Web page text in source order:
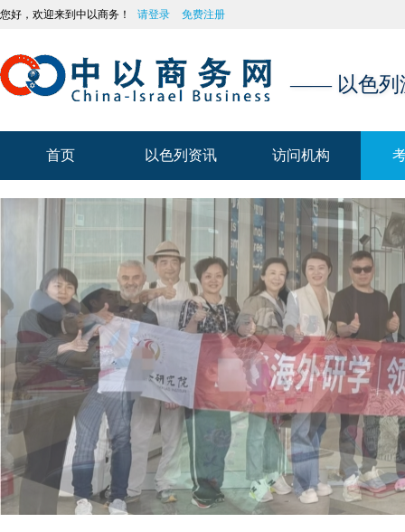
您好，欢迎来到中以商务！ 请登录 免费注册
—— 以色列
首页
首页
以色列资讯
以色列资讯
访问机构
访问机构